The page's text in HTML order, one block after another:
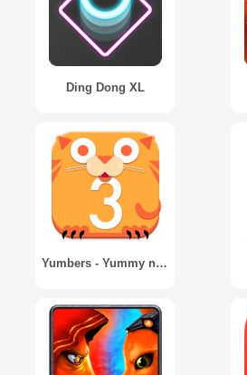
Ding Dong XL
Yumbers - Yummy numbers game